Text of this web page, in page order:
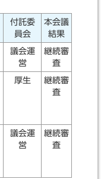
付託委
員会
本会議
結果
議会運
営
継続審
査
厚生
継続審
査
議会運
営
継続審
査